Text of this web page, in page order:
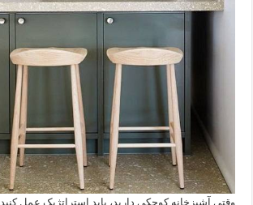
وقتی آشپزخانه کوچکی دارید، باید استراتژیک عمل